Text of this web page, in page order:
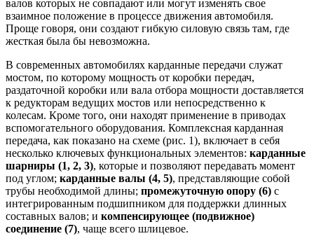
валов которых не совпадают или могут изменять свое
взаимное положение в процессе движения автомобиля.
Проще говоря, они создают гибкую силовую связь там, где
жесткая была бы невозможна.
В современных автомобилях карданные передачи служат
мостом, по которому мощность от коробки передач,
раздаточной коробки или вала отбора мощности доставляется
к редукторам ведущих мостов или непосредственно к
колесам. Кроме того, они находят применение в приводах
вспомогательного оборудования. Комплексная карданная
передача, как показано на схеме (рис. 1), включает в себя
несколько ключевых функциональных элементов: карданные
шарниры (1, 2, 3), которые и позволяют передавать момент
под углом; карданные валы (4, 5), представляющие собой
трубы необходимой длины; промежуточную опору (6) с
интегрированным подшипником для поддержки длинных
составных валов; и компенсирующее (подвижное)
соединение (7), чаще всего шлицевое.